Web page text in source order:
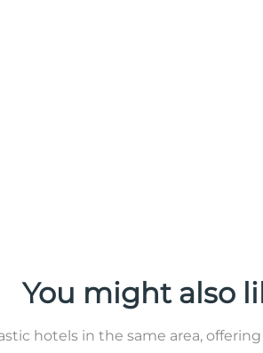
You might also
hotels in the same area,